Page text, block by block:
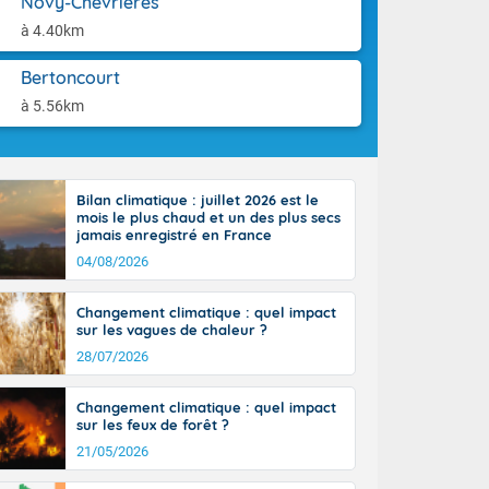
à 4.40km
Bertoncourt
à 5.56km
jusque
la Corse.
Pyrénées,
marge de
En soirée,
22 à 24,
sur le
hors côtes
38 ou 39
Bilan climatique : juillet 2026 est le
mois le plus chaud et un des plus secs
jamais enregistré en France
04/08/2026
Changement climatique : quel impact
sur les vagues de chaleur ?
28/07/2026
Changement climatique : quel impact
sur les feux de forêt ?
21/05/2026